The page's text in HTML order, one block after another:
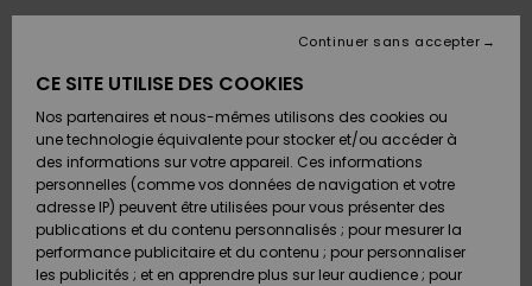
Chaussures
& Tongs
Surf
Chaussures
& Tongs
Surf
FEMME
A
Découvrir
Snow
SURF
Surf
Shop
Enfant
Highlights
SNOW
Snow
Shop
Enfant
Snow
Shop
Femme
OUTLET
Enfant
Outlet
Femme
Retours
Paiement
Carte
Cadeau
CE SITE UTILISE DES COOKIES
Nos partenaires et nous-mêmes utilisons des cookies ou
une technologie équivalente pour stocker et/ou accéder à
des informations sur votre appareil. Ces informations
personnelles (comme vos données de navigation et votre
adresse IP) peuvent être utilisées pour vous présenter des
publications et du contenu personnalisés ; pour mesurer la
performance publicitaire et du contenu ; pour personnaliser
les publicités ; et en apprendre plus sur leur audience ; pour
Continuer sans accepter